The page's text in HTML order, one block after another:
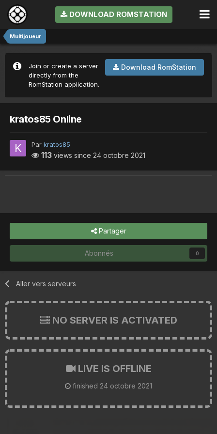
DOWNLOAD ROMSTATION
Multijoueur
Download RomStation
Join or create a server
directly from the
RomStation application.
kratos85 Online
Par kratos85
113 views since 24 octobre 2021
Partager
Abonnés 0
Aller vers serveurs
NO SERVER IS ACTIVATED
LIVE IS OFFLINE
finished 24 octobre 2021